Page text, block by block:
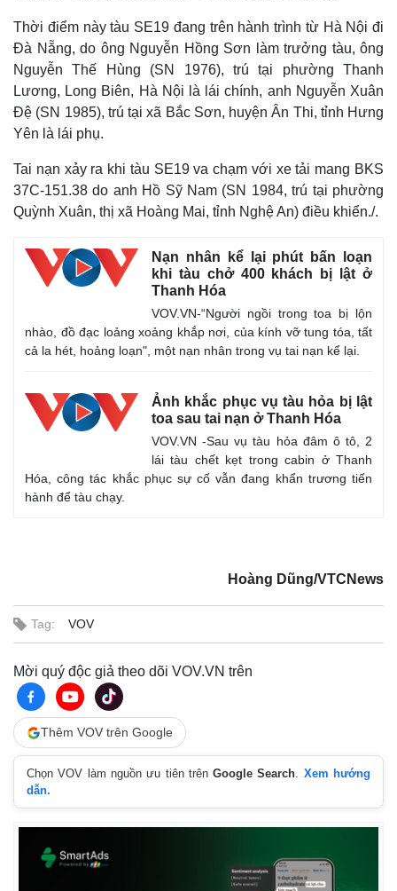
Thế giới
Quan sát
Hồ sơ
Multimedia
E-Magazine
Infographic
Thời điểm này tàu SE19 đang trên hành trình từ Hà Nội đi
Đà Nẵng, do ông Nguyễn Hồng Sơn làm trưởng tàu, ông
Nguyễn Thế Hùng (SN 1976), trú tại phường Thanh
Lương, Long Biên, Hà Nội là lái chính, anh Nguyễn Xuân
Đệ (SN 1985), trú tại xã Bắc Sơn, huyện Ân Thi, tỉnh Hưng
Yên là lái phụ.
Tai nạn xảy ra khi tàu SE19 va chạm với xe tải mang BKS
37C-151.38 do anh Hồ Sỹ Nam (SN 1984, trú tại phường
Quỳnh Xuân, thị xã Hoàng Mai, tỉnh Nghệ An) điều khiển./.
Nạn nhân kể lại phút bấn loạn
khi tàu chở 400 khách bị lật ở
Thanh Hóa
VOV.VN-“Người ngồi trong toa bị lộn
nhào, đồ đạc loảng xoảng khắp nơi, của kính vỡ tung tóa, tất
cả la hét, hoảng loạn", một nạn nhân trong vụ tai nạn kể lại.
Ảnh khắc phục vụ tàu hỏa bị lật
toa sau tai nạn ở Thanh Hóa
VOV.VN -Sau vụ tàu hỏa đâm ô tô, 2
lái tàu chết kẹt trong cabin ở Thanh
Hóa, công tác khắc phục sự cố vẫn đang khẩn trương tiến
hành để tàu chạy.
Hoàng Dũng/VTCNews
Tag: VOV
Mời quý độc giả theo dõi VOV.VN trên
Thêm VOV trên Google
Chọn VOV làm nguồn ưu tiên trênGoogle Search. Xem hướng
dẫn.